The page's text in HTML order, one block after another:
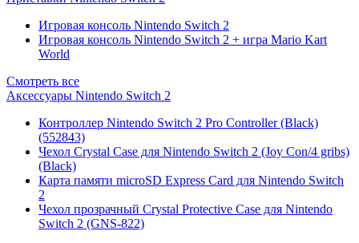
Игровая консоль Nintendo Switch 2
Игровая консоль Nintendo Switch 2 + игра Mario Kart
World
Смотреть все
Аксессуары Nintendo Switch 2
Контроллер Nintendo Switch 2 Pro Controller (Black)
(552843)
Чехол Сrystal Сase для Nintendo Switch 2 (Joy Con/4 gribs)
(Black)
Карта памяти microSD Express Card для Nintendo Switch
2
Чехол прозрачный Crystal Protective Case для Nintendo
Switch 2 (GNS-822)